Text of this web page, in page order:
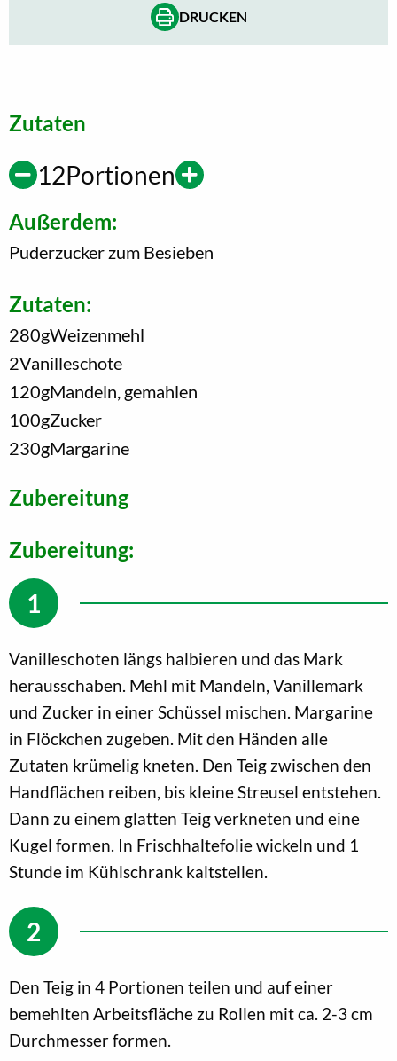
DRUCKEN
Zutaten
12Portionen
Außerdem:
Puderzucker zum Besieben
Zutaten:
280gWeizenmehl
2Vanilleschote
120gMandeln, gemahlen
100gZucker
230gMargarine
Zubereitung
Zubereitung:
Vanilleschoten längs halbieren und das Mark
herausschaben. Mehl mit Mandeln, Vanillemark
und Zucker in einer Schüssel mischen. Margarine
in Flöckchen zugeben. Mit den Händen alle
Zutaten krümelig kneten. Den Teig zwischen den
Handflächen reiben, bis kleine Streusel entstehen.
Dann zu einem glatten Teig verkneten und eine
Kugel formen. In Frischhaltefolie wickeln und 1
Stunde im Kühlschrank kaltstellen.
Den Teig in 4 Portionen teilen und auf einer
bemehlten Arbeitsfläche zu Rollen mit ca. 2-3 cm
Durchmesser formen.